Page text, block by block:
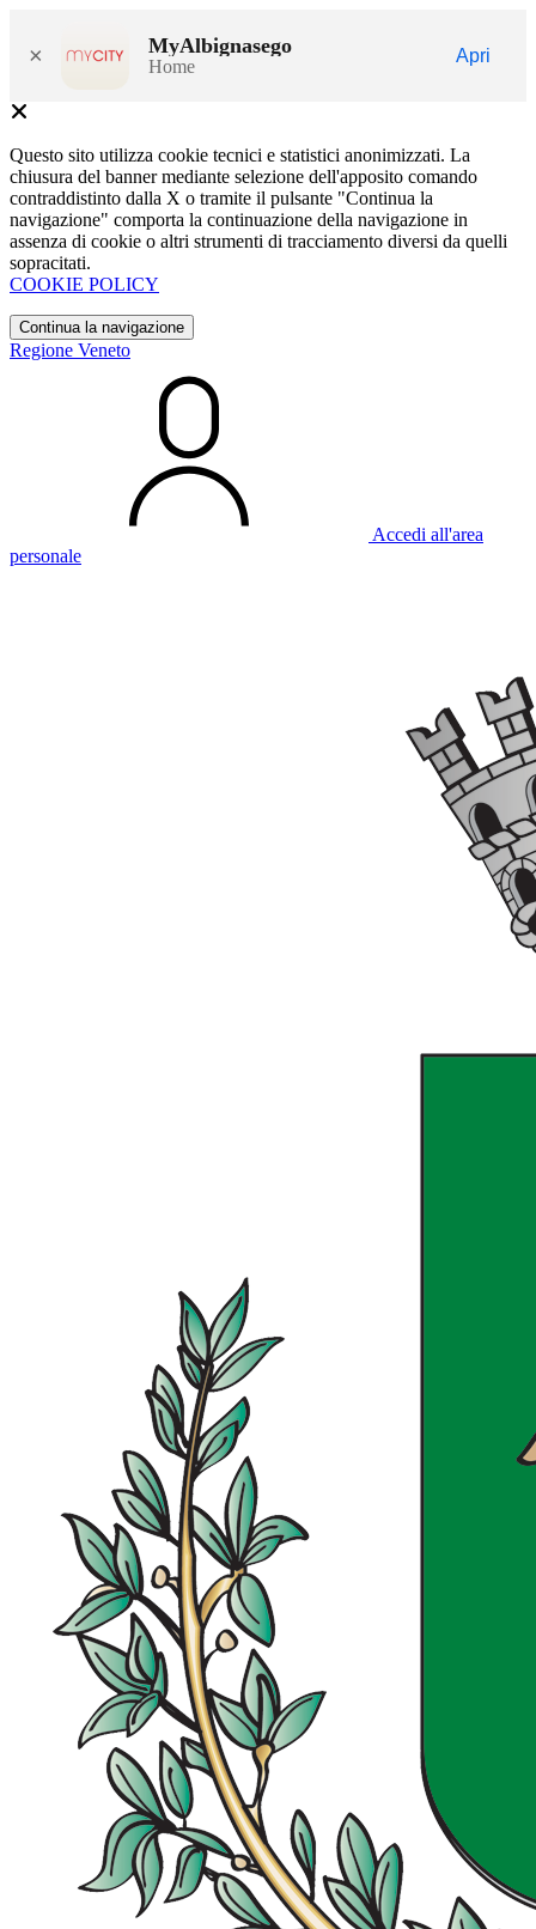
× MyAlbignasego
Home
Apri
Questo sito utilizza cookie tecnici e statistici anonimizzati. La
chiusura del banner mediante selezione dell'apposito comando
contraddistinto dalla X o tramite il pulsante "Continua la
navigazione" comporta la continuazione della navigazione in
assenza di cookie o altri strumenti di tracciamento diversi da quelli
sopracitati.
COOKIE POLICY
Continua la navigazione
Regione Veneto
Accedi all'area
personale